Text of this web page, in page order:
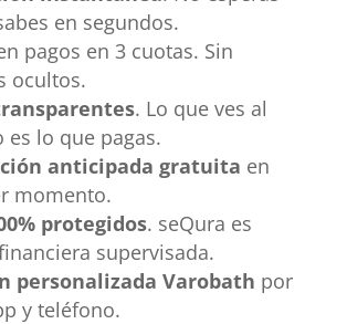
en segundos.
pagos en 3 cuotas. Sin
ocultos.
. Lo que ves al
es lo que pagas.
anticipada gratuita en
momento.
protegidos. seQura es
supervisada.
personalizada Varobath por
y teléfono.